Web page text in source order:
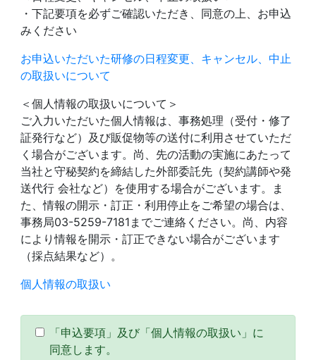
・下記要項を必ずご確認いただき、同意の上、お申込
みください
お申込いただいた研修の日程変更、キャンセル、中止
の取扱いについて
＜個人情報の取扱いについて＞
ご入力いただいた個人情報は、事務処理（受付・修了
証発行など）及び販促物等の送付に利用させていただ
く場合がございます。尚、先の活動の実施にあたって
当社と守秘契約を締結した外部委託先（契約講師や発
送代行 会社など）を使用する場合がございます。ま
た、情報の開示・訂正・利用停止をご希望の場合は、
事務局03-5259-7181までご連絡ください。尚、内容
により情報を開示・訂正できない場合がございます
（採点結果など）。
個人情報の取扱い
「申込要項」及び「個人情報の取扱い」に
同意します。